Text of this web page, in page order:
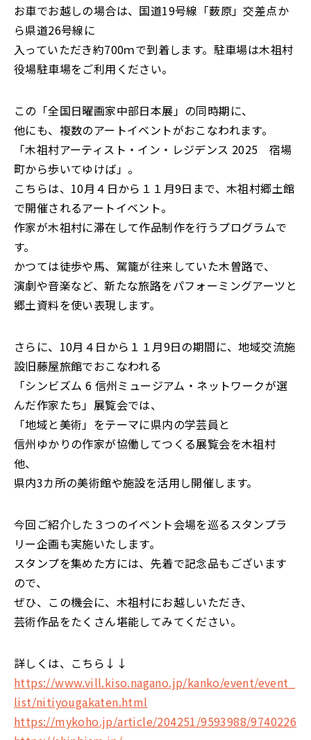
お車でお越しの場合は、国道19号線「薮原」交差点か
ら県道26号線に
入っていただき約700ｍで到着します。駐車場は木祖村
役場駐車場をご利用ください。
この「全国日曜画家中部日本展」の同時期に、
他にも、複数のアートイベントがおこなわれます。
「木祖村アーティスト・イン・レジデンス 2025 宿場
町から歩いてゆけば」。
こちらは、10月４日から１１月9日まで、木祖村郷土館
で開催されるアートイベント。
作家が木祖村に滞在して作品制作を行うプログラムで
す。
かつては徒歩や馬、駕籠が往来していた木曽路で、
演劇や音楽など、新たな旅路をパフォーミングアーツと
郷土資料を使い表現します。
さらに、10月４日から１１月9日の期間に、地域交流施
設旧藤屋旅館でおこなわれる
「シンビズム 6 信州ミュージアム・ネットワークが選
んだ作家たち」展覧会では、
「地域と美術」をテーマに県内の学芸員と
信州ゆかりの作家が協働してつくる展覧会を木祖村
他、
県内3カ所の美術館や施設を活用し開催します。
今回ご紹介した３つのイベント会場を巡るスタンプラ
リー企画も実施いたします。
スタンプを集めた方には、先着で記念品もございます
ので、
ぜひ、この機会に、木祖村にお越しいただき、
芸術作品をたくさん堪能してみてください。
詳しくは、こちら↓↓
https://www.vill.kiso.nagano.jp/kanko/event/event_
list/nitiyougakaten.html
https://mykoho.jp/article/204251/9593988/9740226